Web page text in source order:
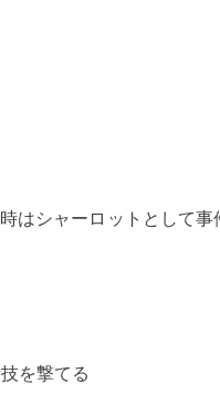
はシャーロットとして事
を撃てる